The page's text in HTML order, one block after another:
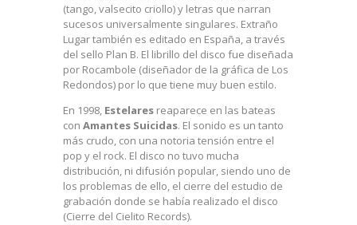
(tango, valsecito criollo) y letras que narran
sucesos universalmente singulares. Extraño
Lugar también es editado en España, a través
del sello Plan B. El librillo del disco fue diseñada
por Rocambole (diseñador de la gráfica de Los
Redondos) por lo que tiene muy buen estilo.
En 1998, Estelares reaparece en las bateas
con Amantes Suicidas. El sonido es un tanto
más crudo, con una notoria tensión entre el
pop y el rock. El disco no tuvo mucha
distribución, ni difusión popular, siendo uno de
los problemas de ello, el cierre del estudio de
grabación donde se había realizado el disco
(Cierre del Cielito Records).